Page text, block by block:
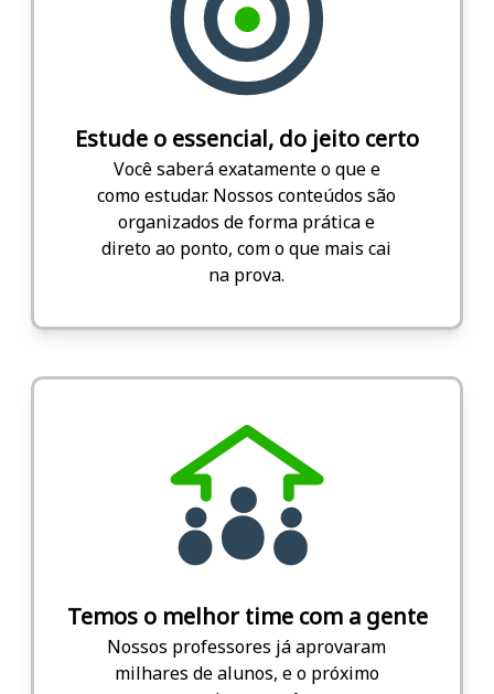
Estude o essencial, do jeito certo
Você saberá exatamente o que e
como estudar. Nossos conteúdos são
organizados de forma prática e
direto ao ponto, com o que mais cai
na prova.
Temos o melhor time com a gente
Nossos professores já aprovaram
milhares de alunos, e o próximo